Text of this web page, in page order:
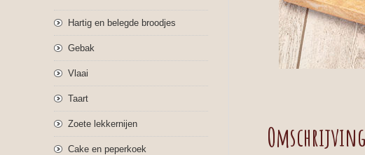
Omschrijving
Hartig en belegde broodjes
Gebak
Vlaai
Taart
Zoete lekkernijen
Cake en peperkoek